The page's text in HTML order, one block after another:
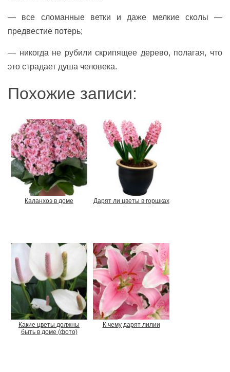
— все сломанные ветки и даже мелкие сколы —
предвестие потерь;
— никогда не рубили скрипящее дерево, полагая, что
это страдает душа человека.
Похожие записи:
Каланхоэ в доме Дарят ли цветы в горшках
Какие цветы должны
быть в доме (фото)
К чему дарят лилии